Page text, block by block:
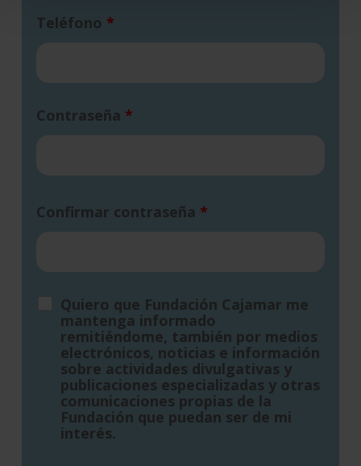
Teléfono *
Contraseña *
Confirmar contraseña *
Quiero que Fundación Cajamar me
mantenga informado
remitiéndome, también por medios
electrónicos, noticias e información
sobre actividades divulgativas y
publicaciones especializadas y otras
comunicaciones propias de la
Fundación que puedan ser de mi
interés.